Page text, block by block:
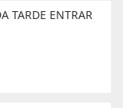
TARDE ENTRAR